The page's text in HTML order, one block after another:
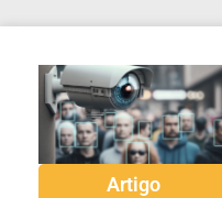
Artigo